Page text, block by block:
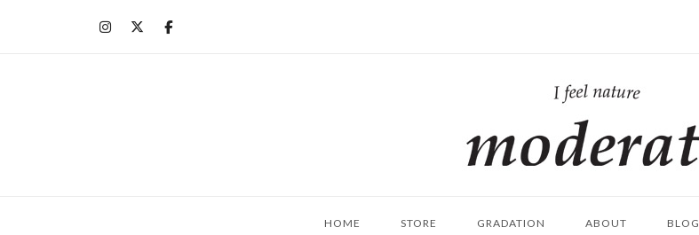
ム
HOME STORE GRADATION ABOUT BLOG